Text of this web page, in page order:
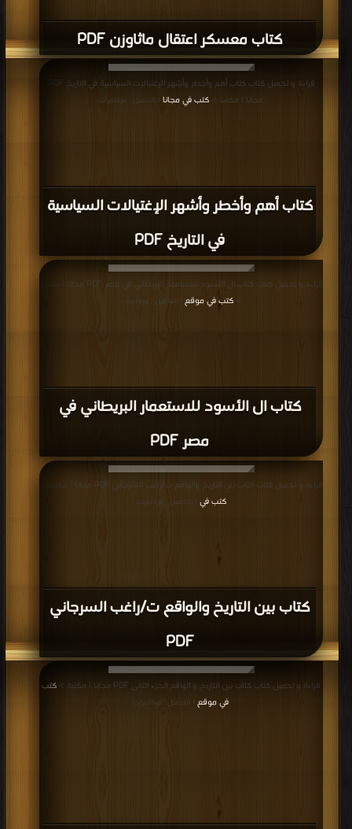
كتاب معسكر اعتقال ماثاوزن PDF
كتاب أهم وأخطر وأشهر الإغتيالات السياسية
في التاريخ PDF
قراءة و تحميل كتاب كتاب أهم وأخطر وأشهر الإغتيالات السياسية في التاريخ PDF
مجانا | مكتبة > كتب في مجانا | التحميل : مرة/مرات
كتاب ال الأسود للاستعمار البريطاني في
مصر PDF
قراءة و تحميل كتاب كتاب ال الأسود للاستعمار البريطاني في مصر PDF مجانا | مكتبة
> كتب في موقع | التحميل : مرة/مرات
كتاب بين التاريخ والواقع ت/راغب السرجاني
PDF
قراءة و تحميل كتاب كتاب بين التاريخ والواقع ت/راغب السرجاني PDF مجانا | مكتبة >
كتب في
| التحميل : مرة/مرات
قراءة و تحميل كتاب كتاب بين التاريخ و الواقع الجزء الثانى PDF مجانا | مكتبة >
كتب
في موقع
| التحميل : مرة/مرات